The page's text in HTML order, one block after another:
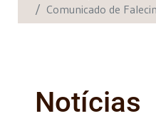
Comunicado de
Notícias